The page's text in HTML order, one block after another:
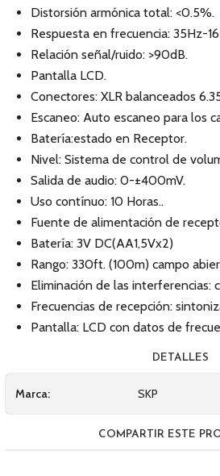
Distorsión armónica total: <0.5%.
Respuesta en frecuencia: 35Hz-
Relación señal/ruido: >90dB.
Pantalla LCD.
Conectores: XLR balanceados
Escaneo: Auto escaneo para los
Batería:estado en Receptor.
Nivel: Sistema de control de
Salida de audio: 0-±400mV.
Uso contínuo: 10 Horas..
Fuente de alimentación de
Batería: 3V DC(AA1,5Vx2)
Rango: 330ft. (100m) campo
Eliminación de las interferencias:
Frecuencias de recepción:
Pantalla: LCD con datos de
DETALLES
Marca: SKP
COMPARTIR ESTE